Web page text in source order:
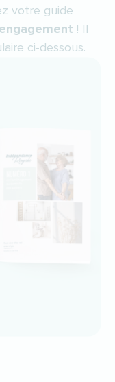
votre guide
! Il
ci-dessous.